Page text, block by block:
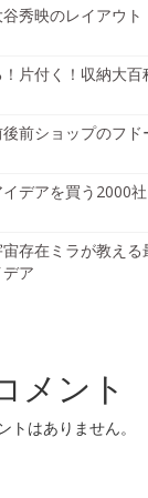
谷秀映のレイアウ
！片付く！収納大
後前ショップのフ
イデアを買う2000
宙存在ミラが教え
ア
メント
トはありません。